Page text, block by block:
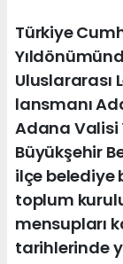
Türkiye
Uluslararası
lansmanı
Adana Valisi
Büyükşehir
ilçe belediye
toplum
mensupları
tarihlerinde